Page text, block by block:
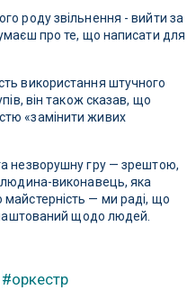
роду звільнення - вийти за
про те, що написати для
використання штучного
він також сказав, що
«замінити живих
незворушну гру — зрештою,
виконавець, яка
майстерність — ми раді, що
щодо людей.
#оркестр